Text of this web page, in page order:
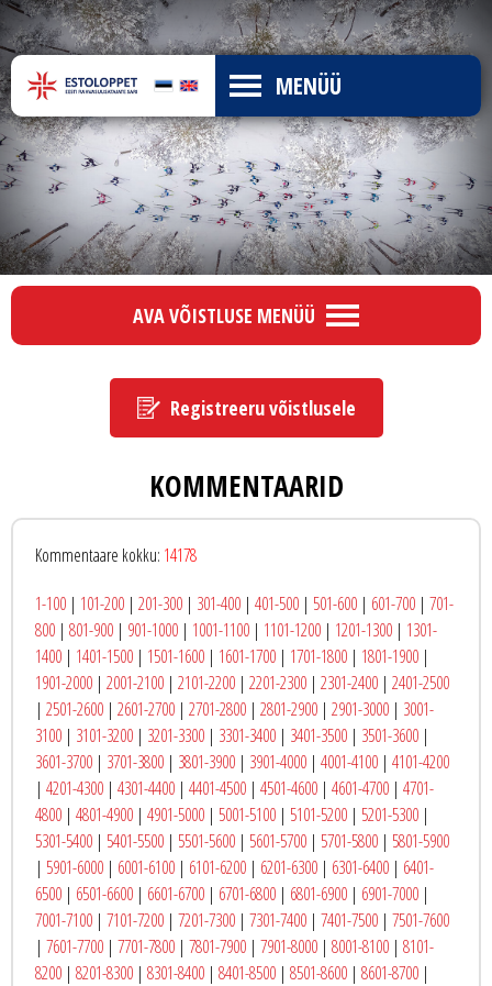
MENÜÜ
AVA VÕISTLUSE MENÜÜ
Registreeru võistlusele
KOMMENTAARID
Kommentaare kokku: 14178
1-100 | 101-200 | 201-300 | 301-400 | 401-500 | 501-600 | 601-700 | 701-
800 | 801-900 | 901-1000 | 1001-1100 | 1101-1200 | 1201-1300 | 1301-
1400 | 1401-1500 | 1501-1600 | 1601-1700 | 1701-1800 | 1801-1900 |
1901-2000 | 2001-2100 | 2101-2200 | 2201-2300 | 2301-2400 | 2401-2500
| 2501-2600 | 2601-2700 | 2701-2800 | 2801-2900 | 2901-3000 | 3001-
3100 | 3101-3200 | 3201-3300 | 3301-3400 | 3401-3500 | 3501-3600 |
3601-3700 | 3701-3800 | 3801-3900 | 3901-4000 | 4001-4100 | 4101-4200
| 4201-4300 | 4301-4400 | 4401-4500 | 4501-4600 | 4601-4700 | 4701-
4800 | 4801-4900 | 4901-5000 | 5001-5100 | 5101-5200 | 5201-5300 |
5301-5400 | 5401-5500 | 5501-5600 | 5601-5700 | 5701-5800 | 5801-5900
| 5901-6000 | 6001-6100 | 6101-6200 | 6201-6300 | 6301-6400 | 6401-
6500 | 6501-6600 | 6601-6700 | 6701-6800 | 6801-6900 | 6901-7000 |
7001-7100 | 7101-7200 | 7201-7300 | 7301-7400 | 7401-7500 | 7501-7600
| 7601-7700 | 7701-7800 | 7801-7900 | 7901-8000 | 8001-8100 | 8101-
8200 | 8201-8300 | 8301-8400 | 8401-8500 | 8501-8600 | 8601-8700 |